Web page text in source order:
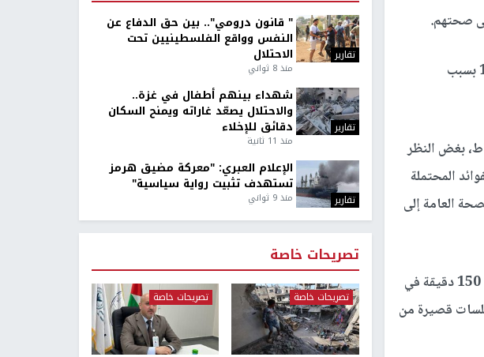
وحدثت خلال الدراسة 3148 حالة وفاة، بينها 950 بسبب أمراض القلب والأوعية الدموية و1091 بسبب
بغض النظر
المحتملة
العامة إلى
وتوصي هيئة الخدمات الصحية الوطنية في بريطانيا بممارسة التمارين الرياضية المتوسطة لمدة 150 دقيقة في
قصيرة من
تقارير
" قانون درومي".. بين حق الدفاع عن
النفس وواقع الفلسطينيين تحت
الاحتلال
منذ 8 ثواني
تقارير
شهداء بينهم أطفال في غزة..
والاحتلال يصعّد غاراته ويمنح السكان
دقائق للإخلاء
منذ 11 ثانية
تقارير
الإعلام العبري: "معركة مضيق هرمز
تستهدف تثبيت رواية سياسية"
منذ 9 ثواني
تصريحات خاصة
تصريحات خاصة تصريحات خاصة